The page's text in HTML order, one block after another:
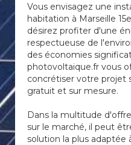
Vous envisagez une
habitation à Marseille
désirez profiter d'une
respectueuse de
des économies
photovoltaique.fr vous
concrétiser votre projet
gratuit et sur mesure.
Dans la multitude
sur le marché, il peut
solution la plus adaptée